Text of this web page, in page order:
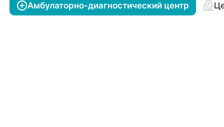
Амбулаторно-диагностический центр